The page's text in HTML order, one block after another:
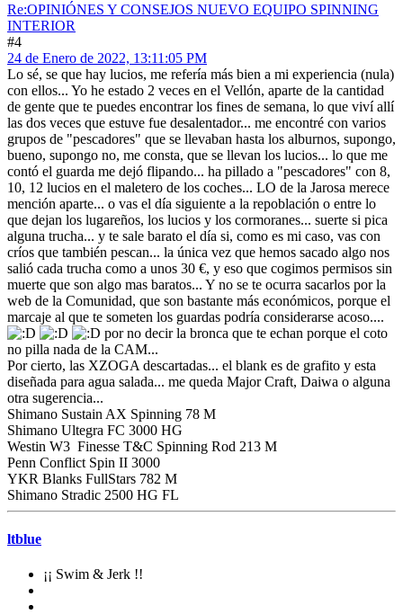
Re:OPINIÓNES Y CONSEJOS NUEVO EQUIPO SPINNING
INTERIOR
#4
24 de Enero de 2022, 13:11:05 PM
Lo sé, se que hay lucios, me refería más bien a mi experiencia (nula)
con ellos... Yo he estado 2 veces en el Vellón, aparte de la cantidad
de gente que te puedes encontrar los fines de semana, lo que viví allí
las dos veces que estuve fue desalentador... me encontré con varios
grupos de "pescadores" que se llevaban hasta los alburnos, supongo,
bueno, supongo no, me consta, que se llevan los lucios... lo que me
contó el guarda me dejó flipando... ha pillado a "pescadores" con 8,
10, 12 lucios en el maletero de los coches... LO de la Jarosa merece
mención aparte... o vas el día siguiente a la repoblación o entre lo
que dejan los lugareños, los lucios y los cormoranes... suerte si pica
alguna trucha... y te sale barato el día si, como es mi caso, vas con
críos que también pescan... la única vez que hemos sacado algo nos
salió cada trucha como a unos 30 €, y eso que cogimos permisos sin
muerte que son algo mas baratos... Y no se te ocurra sacarlos por la
web de la Comunidad, que son bastante más económicos, porque el
marcaje al que te someten los guardas podría considerarse acoso....
por no decir la bronca que te echan porque el coto
no pilla nada de la CAM...
Por cierto, las XZOGA descartadas... el blank es de grafito y esta
diseñada para agua salada... me queda Major Craft, Daiwa o alguna
otra sugerencia...
Shimano Sustain AX Spinning 78 M
Shimano Ultegra FC 3000 HG
Westin W3 Finesse T&C Spinning Rod 213 M
Penn Conflict Spin II 3000
YKR Blanks FullStars 782 M
Shimano Stradic 2500 HG FL
ltblue
¡¡ Swim & Jerk !!